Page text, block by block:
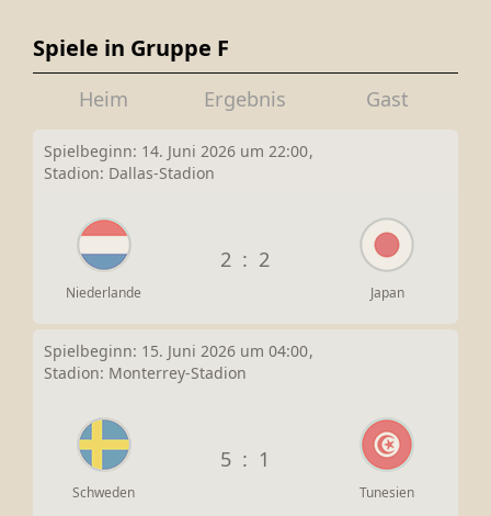
Spiele in Gruppe F
Heim Ergebnis Gast
Spielbeginn: 14. Juni 2026 um 22:00
Stadion: Dallas-Stadion
Niederlande
2 : 2
Japan
Spielbeginn: 15. Juni 2026 um 04:00
Stadion: Monterrey-Stadion
Schweden
5 : 1
Tunesien